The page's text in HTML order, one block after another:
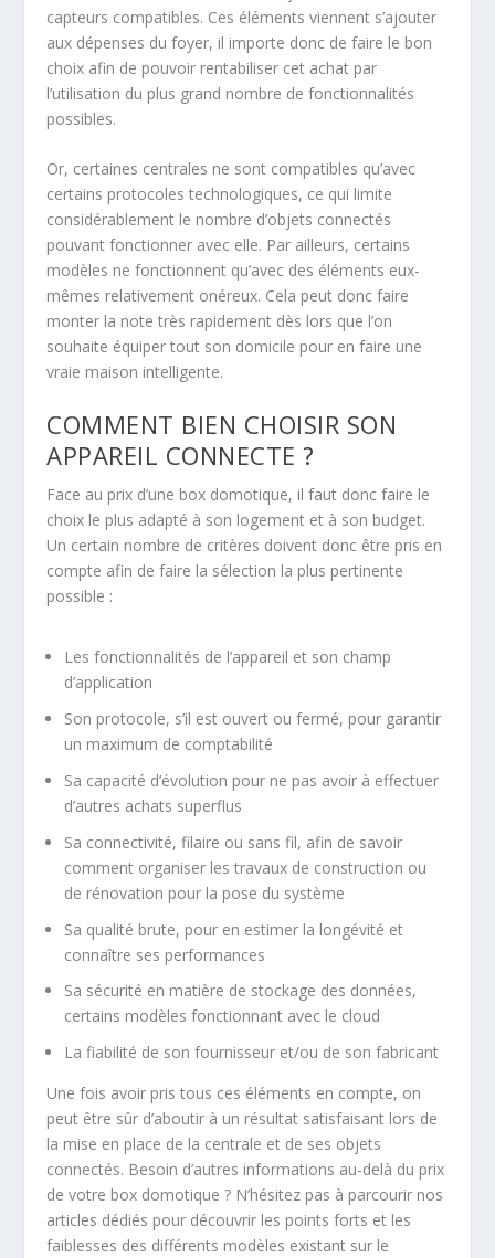
capteurs compatibles. Ces éléments viennent s’ajouter
aux dépenses du foyer, il importe donc de faire le bon
choix afin de pouvoir rentabiliser cet achat par
l’utilisation du plus grand nombre de fonctionnalités
possibles.
Or, certaines centrales ne sont compatibles qu’avec
certains protocoles technologiques, ce qui limite
considérablement le nombre d’objets connectés
pouvant fonctionner avec elle. Par ailleurs, certains
modèles ne fonctionnent qu’avec des éléments eux-
mêmes relativement onéreux. Cela peut donc faire
monter la note très rapidement dès lors que l’on
souhaite équiper tout son domicile pour en faire une
vraie maison intelligente.
COMMENT BIEN CHOISIR SON
APPAREIL CONNECTE ?
Face au prix d’une box domotique, il faut donc faire le
choix le plus adapté à son logement et à son budget.
Un certain nombre de critères doivent donc être pris en
compte afin de faire la sélection la plus pertinente
possible :
Les fonctionnalités de l’appareil et son champ
d’application
Son protocole, s’il est ouvert ou fermé, pour garantir
un maximum de comptabilité
Sa capacité d’évolution pour ne pas avoir à effectuer
d’autres achats superflus
Sa connectivité, filaire ou sans fil, afin de savoir
comment organiser les travaux de construction ou
de rénovation pour la pose du système
Sa qualité brute, pour en estimer la longévité et
connaître ses performances
Sa sécurité en matière de stockage des données,
certains modèles fonctionnant avec le cloud
La fiabilité de son fournisseur et/ou de son fabricant
Une fois avoir pris tous ces éléments en compte, on
peut être sûr d’aboutir à un résultat satisfaisant lors de
la mise en place de la centrale et de ses objets
connectés. Besoin d’autres informations au-delà du prix
de votre box domotique ? N’hésitez pas à parcourir nos
articles dédiés pour découvrir les points forts et les
faiblesses des différents modèles existant sur le